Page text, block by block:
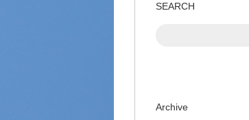
SEARCH
Archive